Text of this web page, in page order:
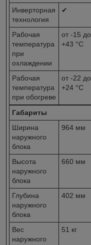
Инверторная
технология
✔
Рабочая
температура
при
охлаждении
от -15 до
+43 °C
Рабочая
температура
при обогреве
от -22 до
+24 °C
Габариты
Ширина
наружного
блока
964 мм
Высота
наружного
блока
660 мм
Глубина
наружного
блока
402 мм
Вес
наружного
51 кг